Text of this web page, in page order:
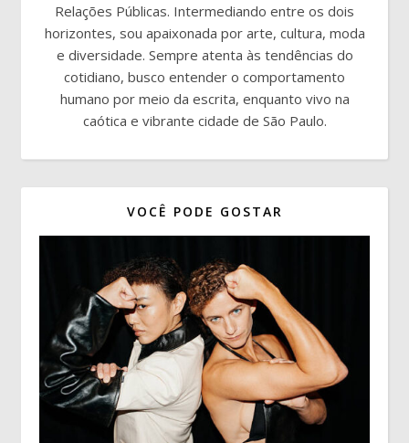
Relações Públicas. Intermediando entre os dois
horizontes, sou apaixonada por arte, cultura, moda
e diversidade. Sempre atenta às tendências do
cotidiano, busco entender o comportamento
humano por meio da escrita, enquanto vivo na
caótica e vibrante cidade de São Paulo.
VOCÊ PODE GOSTAR